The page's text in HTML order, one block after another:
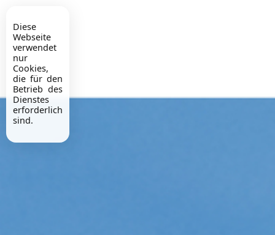
Diese
Webseite
verwendet
nur
Cookies,
die für den
Betrieb des
Dienstes
erforderlich
sind.